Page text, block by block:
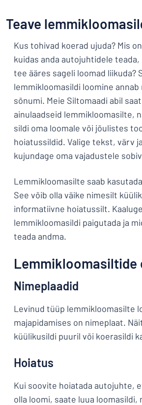
Te ei leia, mida otsite? Alustage oma
Hinnapäring
Logige
sisse
Klienditeenindus
Eraklient /
Äriklient
Teave
Kus tohivad koerad ujuda? Mis
kuidas anda autojuhtidele
tee ääres sageli loomad liikuda?
lemmikloomasildi loomine annab
sõnumi. Meie Siltomaadi abil
ainulaadseid lemmikloomasilte,
sildi oma loomale või jõulistes
hoiatussildid. Valige tekst, värv
kujundage oma vajadustele
Lemmikloomasilte saab
See võib olla väike nimesilt
informatiivne hoiatussilt.
lemmikloomasildi paigutada ja
teada andma.
Lemmikloomasiltide
Nimeplaadid
Levinud tüüp lemmikloomasilte
majapidamises on nimeplaat.
küülikusildi puuril või koerasildi
Hoiatus
Kui soovite hoiatada autojuhte,
olla loomi, saate luua loomasildi,